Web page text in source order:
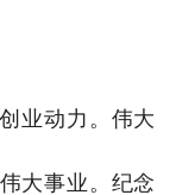
业动力。伟大
大事业。纪念